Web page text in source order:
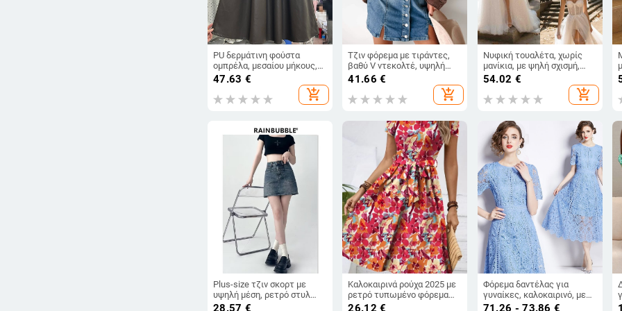
PU δερμάτινη φούστα
ομπρέλα, μεσαίου μήκους,
φθινόπωρο 2025, casual
ιαπωνο-κορεατικό στυλ
47.63 €
add_shopping_cart
Τζιν φόρεμα με τιράντες,
βαθύ V ντεκολτέ, υψηλή
μέση, γραμμή Α μέχρι midi
μήκος, μίξη βαμβακιού-
πολυεστέρα
41.66 €
add_shopping_cart
Νυφική τουαλέτα, χωρίς
μανίκια, με ψηλή σχισμή,
μακριά, μέση στη μέση, 95%
54.02 €
add_shopping_cart
Plus-size τζιν σκορτ με
υψηλή μέση, ρετρό στυλ
Χονγκ Κονγκ, καλοκαίρι
28.57 €
Καλοκαιρινά ρούχα 2025 με
ρετρό τυπωμένο φόρεμα
και δέσιμο στη μέση,
26.12 €
Φόρεμα δαντέλας για
γυναίκες, καλοκαιρινό, με
στρογγυλό λαιμό και
71.26 - 73.86 €